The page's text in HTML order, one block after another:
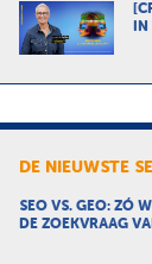
DE NIEUWSTE
SEO VS. GEO: ZÓ
DE ZOEKVRAAG